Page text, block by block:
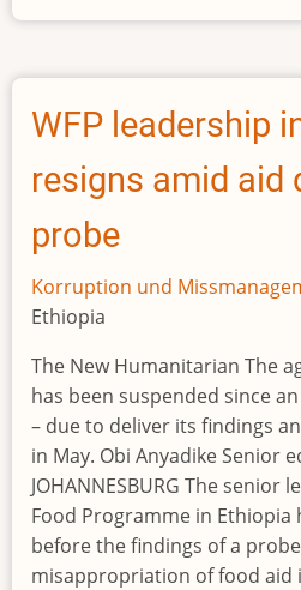
Nigerias
nimmt
Zentralbankchef
fest
WFP leadership
resigns amid aid
probe
Korruption und
Ethiopia
The New Humanitarian The
has been suspended since
– due to deliver its findings
in May. Obi Anyadike Senior
JOHANNESBURG The
Food Programme in Ethiopia
before the findings of a
misappropriation of food aid